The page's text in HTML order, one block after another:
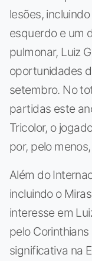
lesões,
esquerdo e um
pulmonar, Luiz
oportunidades
setembro. No
partidas este
Tricolor, o
por, pelo
Além do
incluindo o
interesse em
pelo
significativa na